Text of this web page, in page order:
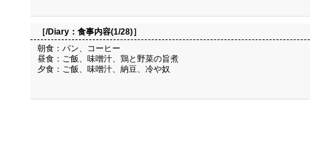
［/Diary： 食事内容(1/28)］
朝食：パン、コーヒー
昼食：ご飯、味噌汁、鶏と野菜の旨煮
夕食：ご飯、味噌汁、納豆、冷や奴